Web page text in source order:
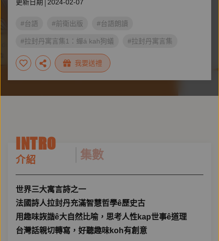
更新日期
2024-02-07
#台語 #前衛出版 #台語朗讀
#拉封丹寓言集1：蟬á kah狗蟻 #拉封丹寓言集
#拉封丹 #Jean de La Fontaine
我要送禮
INTRO
介紹 集數
世界三大寓言詩之一
法國詩人拉封丹充滿智慧哲學ê歷史古
用趣味詼諧ê大自然比喻，思考人性kap世事ê道理
台灣話親切轉寫，好聽趣味koh有創意